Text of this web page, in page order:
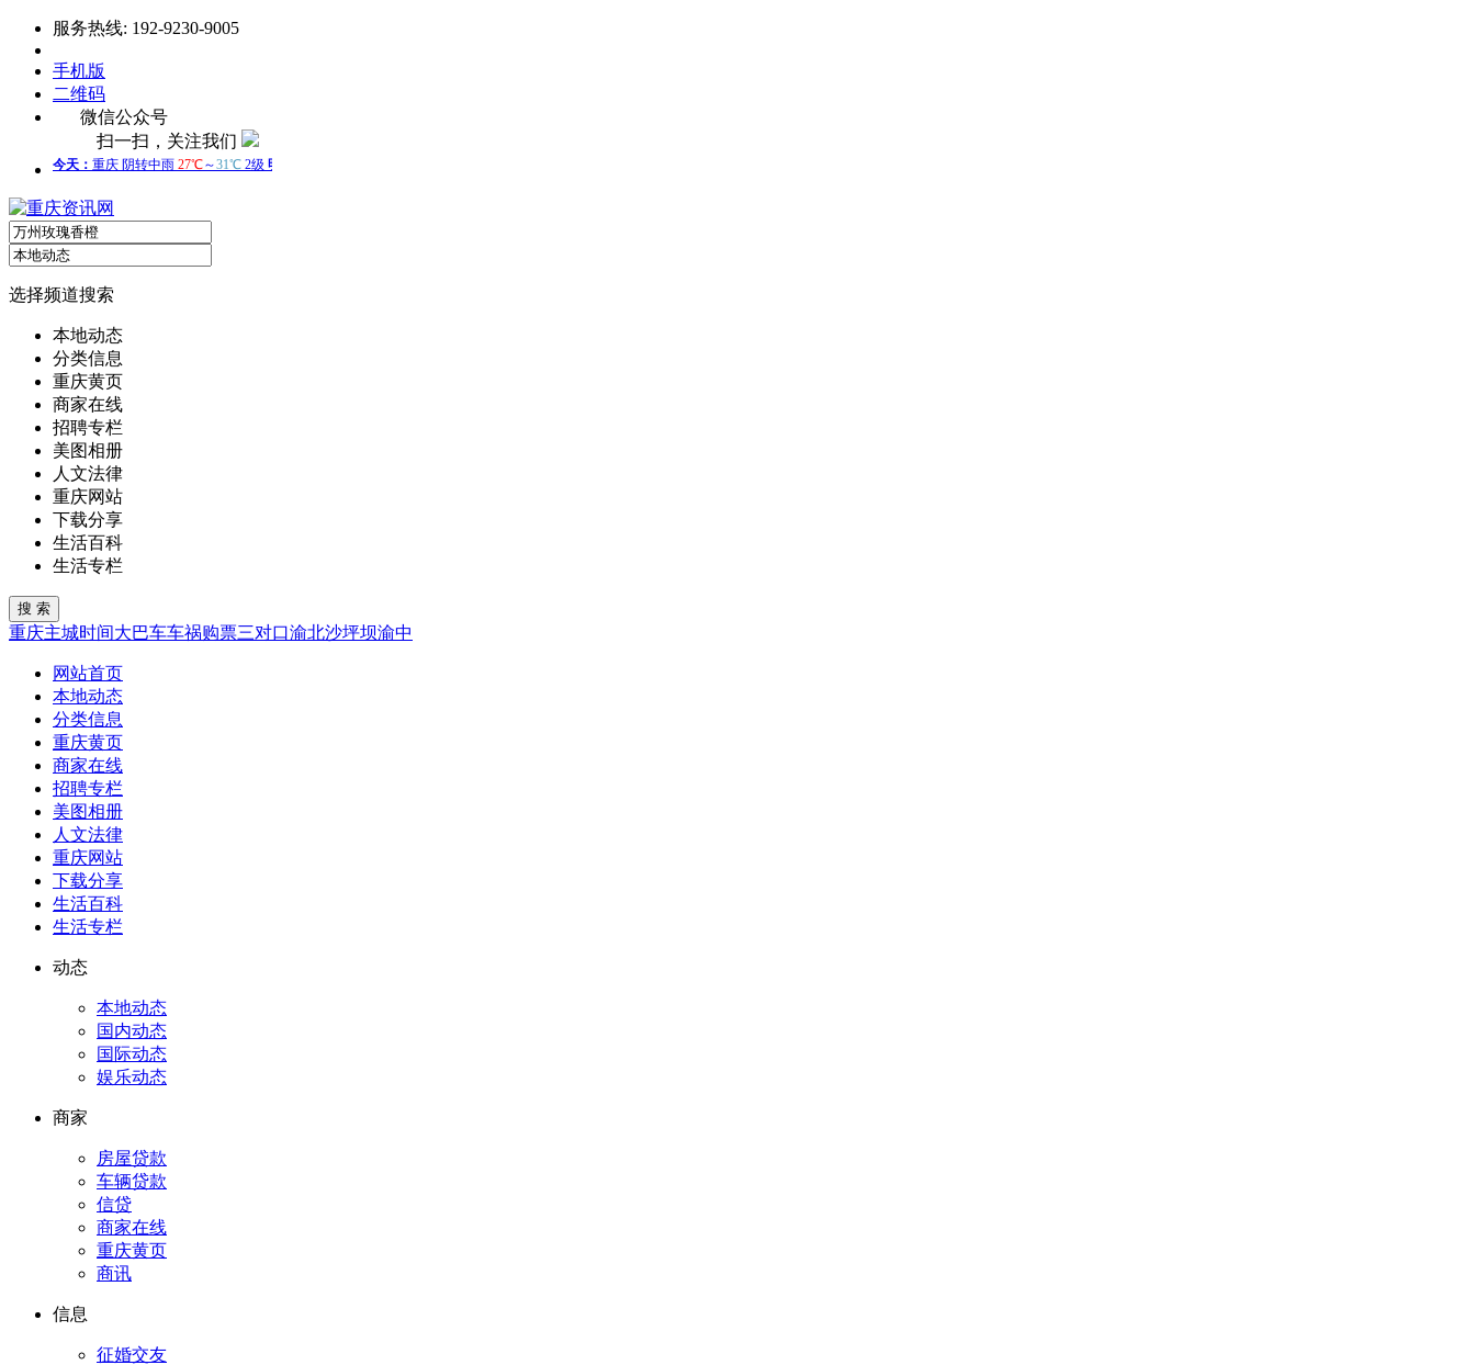
服务热线: 192-9230-9005
手机版
二维码
微信公众号
扫一扫，关注我们
选择频道搜索
本地动态
分类信息
重庆黄页
商家在线
招聘专栏
美图相册
人文法律
重庆网站
下载分享
生活百科
生活专栏
重庆主城时间大巴车车祸购票三对口渝北沙坪坝渝中
网站首页
本地动态
分类信息
重庆黄页
商家在线
招聘专栏
美图相册
人文法律
重庆网站
下载分享
生活百科
生活专栏
动态
本地动态
国内动态
国际动态
娱乐动态
商家
房屋贷款
车辆贷款
信贷
商家在线
重庆黄页
商讯
信息
征婚交友